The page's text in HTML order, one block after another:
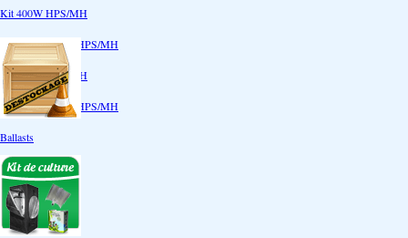
Kit 400W HPS/MH
Ampoules 400W HPS/MH
Kit 600W HPS/MH
Ampoules 600W HPS/MH
Ballasts
Réflecteurs
CoolTube
Accessoires